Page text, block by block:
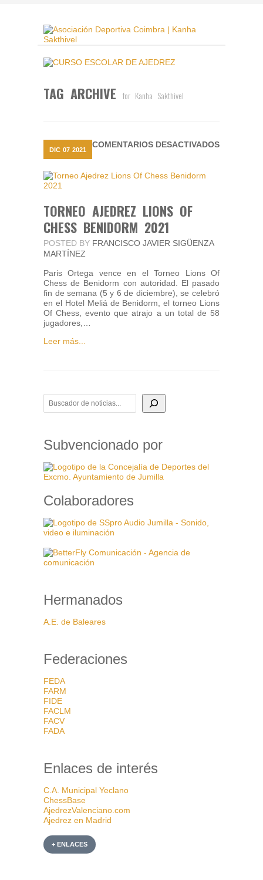
TAG ARCHIVE for Kanha Sakthivel
DIC 07 2021
COMENTARIOS DESACTIVADOSEN
TORNEO AJEDREZ LIONS OF
CHESS BENIDORM 2021
POSTED BY FRANCISCO JAVIER SIGÜENZA
MARTÍNEZ
Paris Ortega vence en el Torneo Lions Of
Chess de Benidorm con autoridad. El pasado
fin de semana (5 y 6 de diciembre), se celebró
en el Hotel Meliá de Benidorm, el torneo Lions
Of Chess, evento que atrajo a un total de 58
jugadores,…
Leer más...
BUSCADOR DE NOTICIAS
Subvencionado por
Colaboradores
Hermanados
A.E. de Baleares
Federaciones
FEDA
FARM
FIDE
FACLM
FACV
FADA
Enlaces de interés
C.A. Municipal Yeclano
ChessBase
AjedrezValenciano.com
Ajedrez en Madrid
+ ENLACES